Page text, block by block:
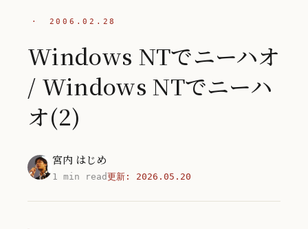
· 2006.02.28
Windows NTでニーハオ
/ Windows NTでニーハ
オ(2)
宮内 はじめ
1 min read更新: 2026.05.20